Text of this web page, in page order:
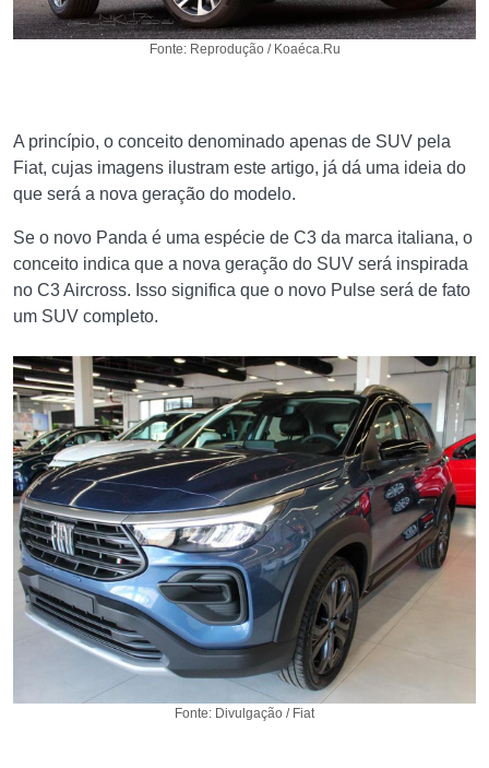
Fonte: Reprodução / Koaéca.Ru
A princípio, o conceito denominado apenas de SUV pela
Fiat, cujas imagens ilustram este artigo, já dá uma ideia do
que será a nova geração do modelo.
Se o novo Panda é uma espécie de C3 da marca italiana, o
conceito indica que a nova geração do SUV será inspirada
no C3 Aircross. Isso significa que o novo Pulse será de fato
um SUV completo.
Fonte: Divulgação / Fiat